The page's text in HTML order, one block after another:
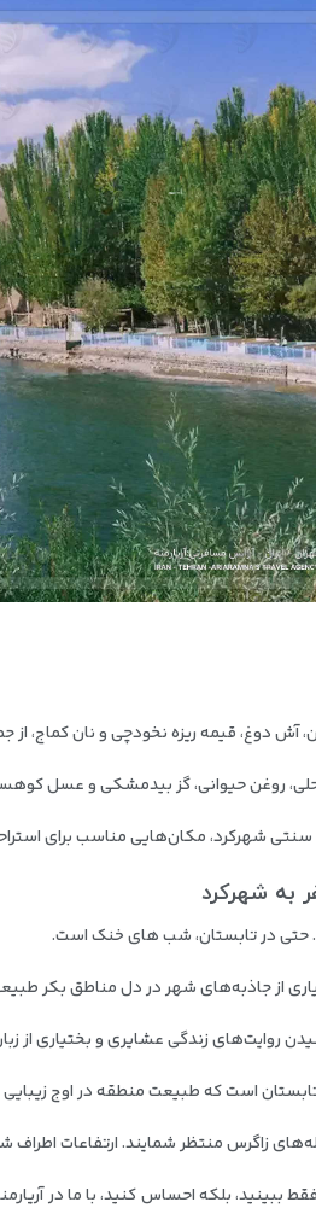
آش دوغ، قیمه ریزه نخودچی و نان
روغن حیوانی، گز بیدمشکی و عسل
شهرکرد، مکان‌هایی مناسب برای
به شهرکرد
حتی در تابستان، شب‌ های خنک است.
از جاذبه‌های شهر در دل مناطق بکر
روایت‌های زندگی عشایری و بختیاری
است که طبیعت منطقه در اوج زیبایی
زاگرس منتظر شمایند. ارتفاعات
ببینید، بلکه احساس کنید، با ما در